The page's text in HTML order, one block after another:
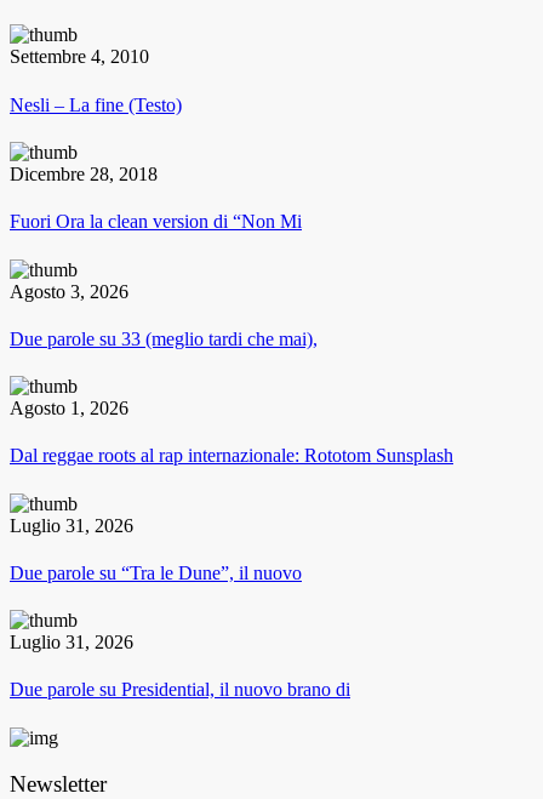
Settembre 4, 2010
Nesli – La fine (Testo)
Dicembre 28, 2018
Fuori Ora la clean version di “Non Mi
Agosto 3, 2026
Due parole su 33 (meglio tardi che mai),
Agosto 1, 2026
Dal reggae roots al rap internazionale: Rototom Sunsplash
Luglio 31, 2026
Due parole su “Tra le Dune”, il nuovo
Luglio 31, 2026
Due parole su Presidential, il nuovo brano di
Newsletter